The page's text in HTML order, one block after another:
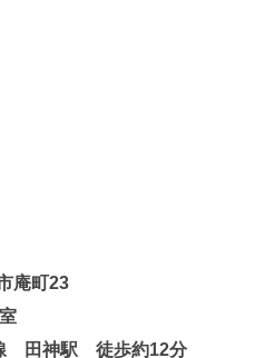
庵町23
田神駅 徒歩約12分